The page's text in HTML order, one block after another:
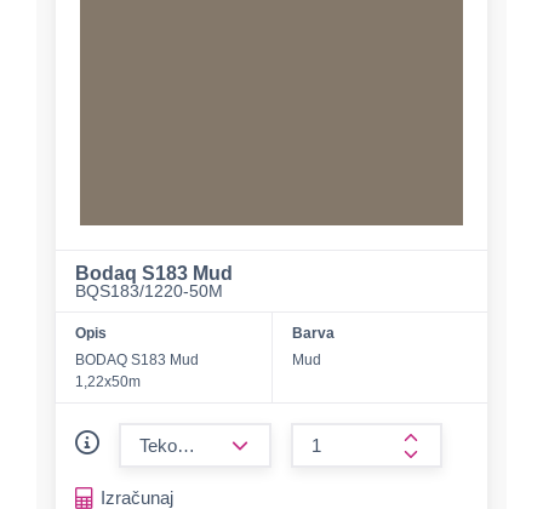
Bodaq S183 Mud
BQS183/1220-50M
Opis
BODAQ S183 Mud
1,22x50m
Barva
Mud
form.increase-
Izračunaj